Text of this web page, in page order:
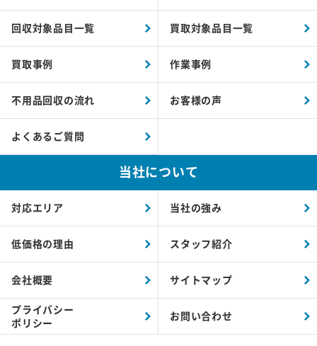
回収対象品目一覧 買取対象品目一覧
買取事例 作業事例
不用品回収の流れ お客様の声
よくあるご質問
当社について
対応エリア 当社の強み
低価格の理由 スタッフ紹介
会社概要 サイトマップ
プライバシー
ポリシー
お問い合わせ